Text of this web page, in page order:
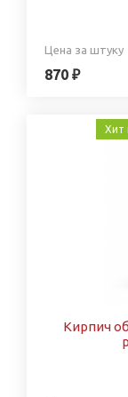
Цена за штуку
870 ₽
Хит
Кирпич